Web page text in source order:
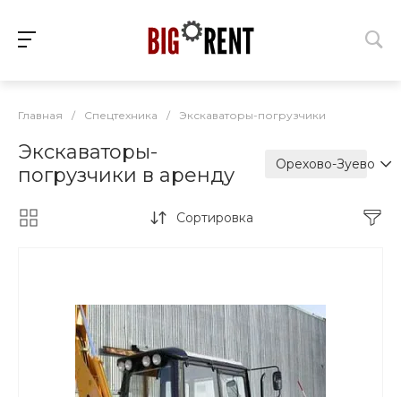
Главная / Спецтехника / Экскаваторы-погрузчики
Экскаваторы-
погрузчики в аренду
Орехово-Зуево
Сортировка